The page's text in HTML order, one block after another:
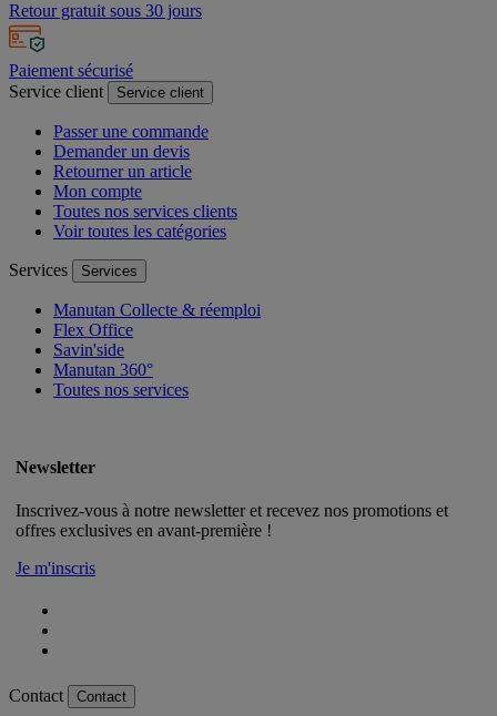
Retour gratuit sous 30 jours
Paiement sécurisé
Service client
Service client
Passer une commande
Demander un devis
Retourner un article
Mon compte
Toutes nos services clients
Voir toutes les catégories
Services Services
Manutan Collecte & réemploi
Flex Office
Savin'side
Manutan 360°
Toutes nos services
Newsletter
Inscrivez-vous à notre newsletter et recevez nos promotions et
offres exclusives en avant-première !
Je m'inscris
Contact Contact